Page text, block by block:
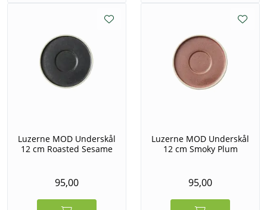
Luzerne MOD Underskål
12 cm Roasted Sesame
95,00
Luzerne MOD Underskål
12 cm Smoky Plum
95,00